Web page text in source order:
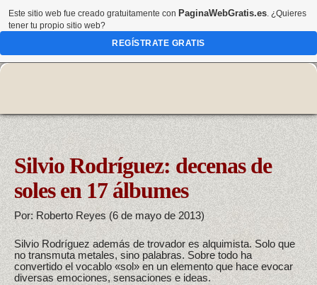
Silvio Rodríguez: decenas de
soles en 17 álbumes
Por: Roberto Reyes (6 de mayo de 2013)
Silvio Rodríguez además de trovador es alquimista. Solo que
no transmuta metales, sino palabras. Sobre todo ha
convertido el vocablo «sol» en un elemento que hace evocar
diversas emociones, sensaciones e ideas.
Este sitio web fue creado gratuitamente con PaginaWebGratis.es. ¿Quieres
tener tu propio sitio web?
REGÍSTRATE GRATIS